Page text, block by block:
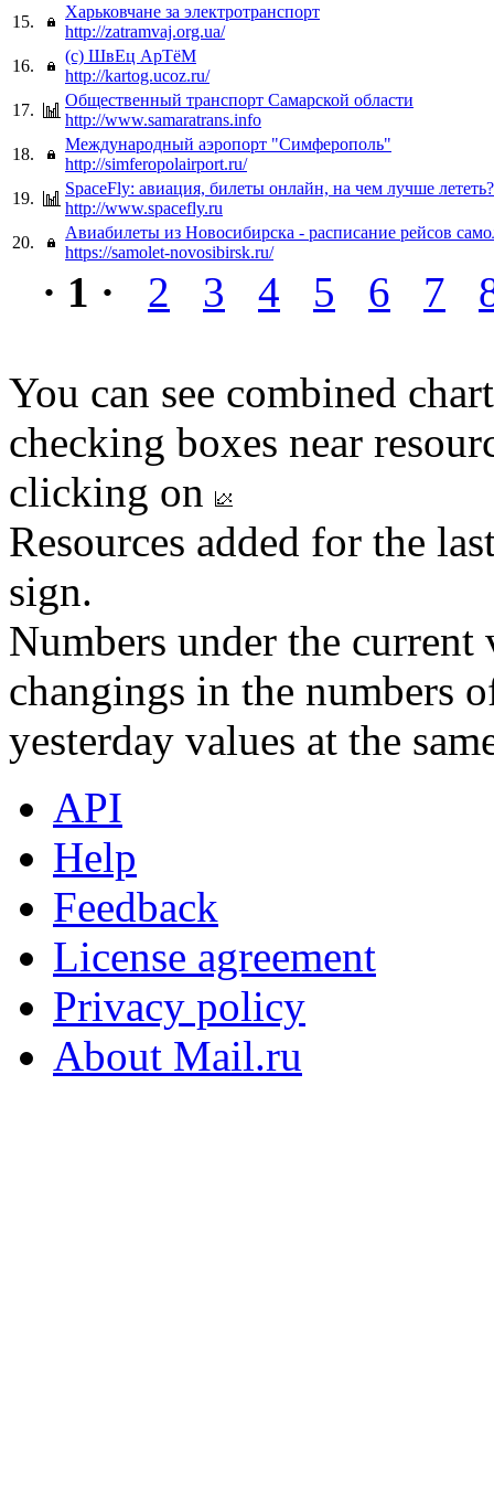
15.
Харьковчане за электротранспорт
http://zatramvaj.org.ua/
16.
(с) ШвЕц АрTёМ
http://kartog.ucoz.ru/
17.
Общественный транспорт Самарской области
http://www.samaratrans.info
18.
Международный аэропорт "Симферополь"
http://simferopolairport.ru/
19.
SpaceFly: авиация, билеты онлайн, на чем лучше лететь?
http://www.spacefly.ru
20.
Авиабилеты из Новосибирска - расписание рейсов
https://samolet-novosibirsk.ru/
· 1 · 2 3 4 5 6 7
You can see combined
checking boxes near
clicking on
Resources added for the
sign.
Numbers under the
changings in the numbers
yesterday values at the
API
Help
Feedback
License agreement
Privacy policy
About Mail.ru